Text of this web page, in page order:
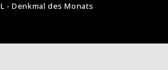
- Denkmal des Monats